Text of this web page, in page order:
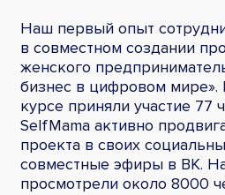
Наш первый опыт
в совместном создании
женского
бизнес в цифровом мире».
курсе приняли участие 77
SelfMama активно
проекта в своих
совместные эфиры в ВК.
просмотрели около 8000